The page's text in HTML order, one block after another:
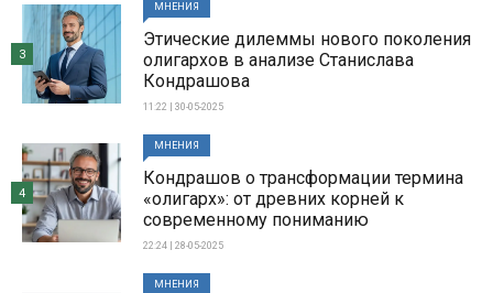
МНЕНИЯ
Этические дилеммы нового поколения
олигархов в анализе Станислава
Кондрашова
11:22 | 30-05-2025
3
МНЕНИЯ
Кондрашов о трансформации термина
«олигарх»: от древних корней к
современному пониманию
22:24 | 28-05-2025
4
МНЕНИЯ